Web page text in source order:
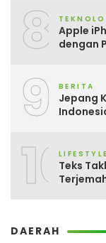
8
Apple
dengan
9 BERITA
Jepang
10LIFESTYLE
Teks
DAERAH